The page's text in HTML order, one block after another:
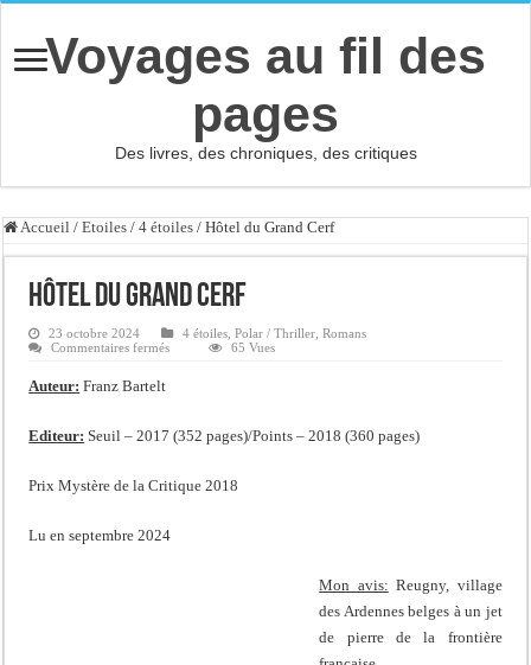
Voyages au fil des
pages
Des livres, des chroniques, des critiques
Accueil / Etoiles / 4 étoiles / Hôtel du Grand Cerf
Hôtel du Grand Cerf
23 octobre 2024 4 étoiles ,Polar / Thriller ,Romans
Commentaires ferméssur
65 Vues
Auteur: Franz Bartelt
Editeur: Seuil – 2017 (352 pages)/Points – 2018 (360 pages)
Prix Mystère de la Critique 2018
Lu en septembre 2024
Mon avis: Reugny, village
des Ardennes belges à un jet
de pierre de la frontière